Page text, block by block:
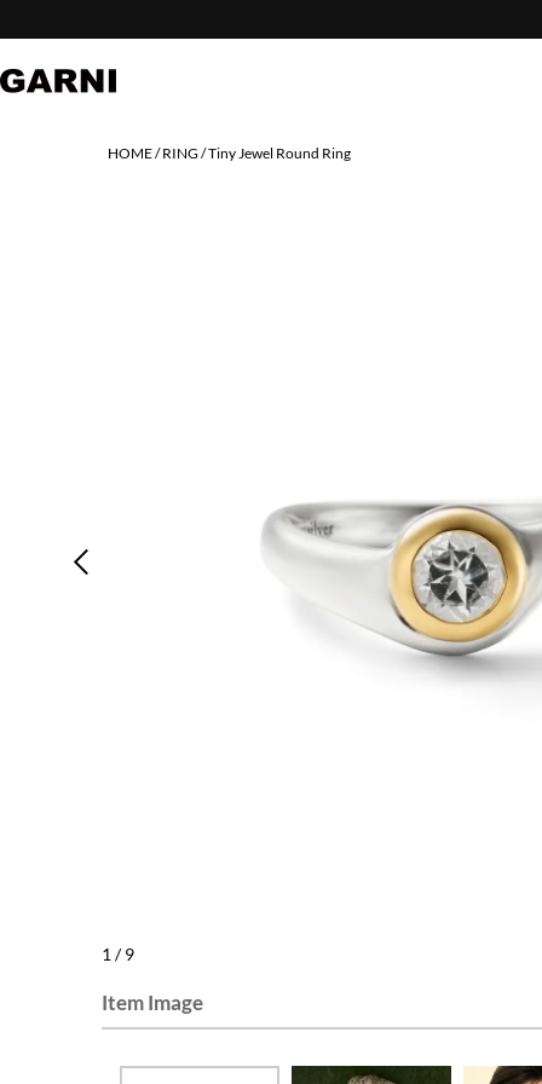
HOME RING Tiny Jewel Round Ring
PREV
1 /9
Item Image